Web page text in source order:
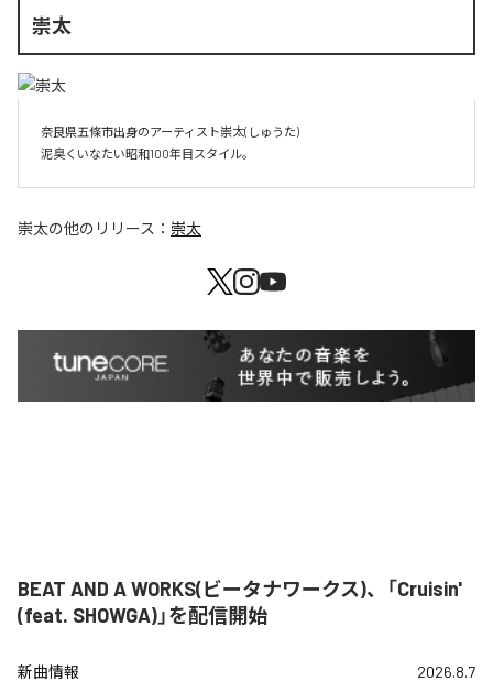
崇太
奈良県五條市出身のアーティスト崇太(しゅうた)
崇太の他のリリース： 崇太
BEAT AND A WORKS(ビータナワークス)、「Cruisin'
(feat. SHOWGA)」を配信開始
新曲情報 2026.8.7